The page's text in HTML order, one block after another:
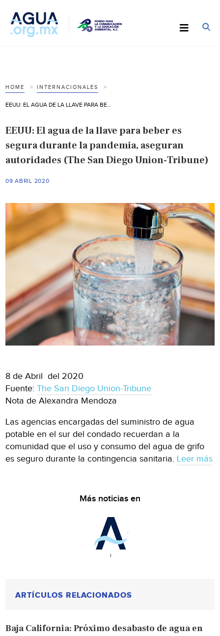
HOME INTERNACIONALES
EEUU: El agua de la llave para beber es
segura durante la pandemia, aseguran
autoridades (The San Diego Union-Tribune)
09 ABRIL 2020
8 de Abril del 2020
Fuente:The San Diego Union-Tribune
Nota de Alexandra Mendoza
Las agencias encargadas del suministro de agua
potable en el sur del condado recuerdan a la
comunidad que el uso y consumo del agua de grifo
es seguro durante la contingencia sanitaria. Leer más
Más noticias en
ARTÍCULOS RELACIONADOS
Baja California: Próximo desabasto de agua en